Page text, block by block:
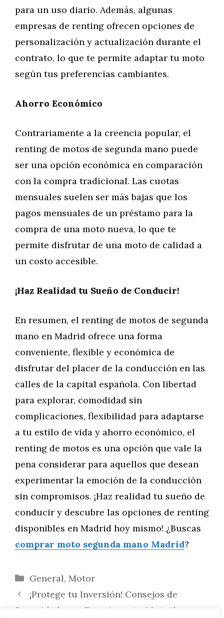
para un uso diario. Además, algunas
empresas de renting ofrecen opciones de
personalización y actualización durante el
contrato, lo que te permite adaptar tu moto
según tus preferencias cambiantes.
Ahorro Económico
Contrariamente a la creencia popular, el
renting de motos de segunda mano puede
ser una opción económica en comparación
con la compra tradicional. Las cuotas
mensuales suelen ser más bajas que los
pagos mensuales de un préstamo para la
compra de una moto nueva, lo que te
permite disfrutar de una moto de calidad a
un costo accesible.
¡Haz Realidad tu Sueño de Conducir!
En resumen, el renting de motos de segunda
mano en Madrid ofrece una forma
conveniente, flexible y económica de
disfrutar del placer de la conducción en las
calles de la capital española. Con libertad
para explorar, comodidad sin
complicaciones, flexibilidad para adaptarse
a tu estilo de vida y ahorro económico, el
renting de motos es una opción que vale la
pena considerar para aquellos que desean
experimentar la emoción de la conducción
sin compromisos. ¡Haz realidad tu sueño de
conducir y descubre las opciones de renting
disponibles en Madrid hoy mismo! ¿Buscas
comprar moto segunda mano Madrid?
Categorías
General, Motor
¡Protege tu Inversión! Consejos de
Seguridad para Estacionar tu Moto de